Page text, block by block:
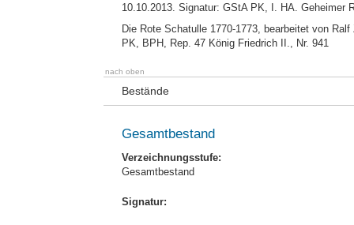
10.10.2013. Signatur: GStA PK, I. HA. Geheimer
Die Rote Schatulle 1770-1773, bearbeitet von
PK, BPH, Rep. 47 König Friedrich II., Nr. 941
nach oben
Bestände
Gesamtbestand
Verzeichnungsstufe:
Gesamtbestand
Signatur: